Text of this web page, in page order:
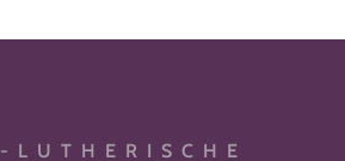
LUTHERISCHE